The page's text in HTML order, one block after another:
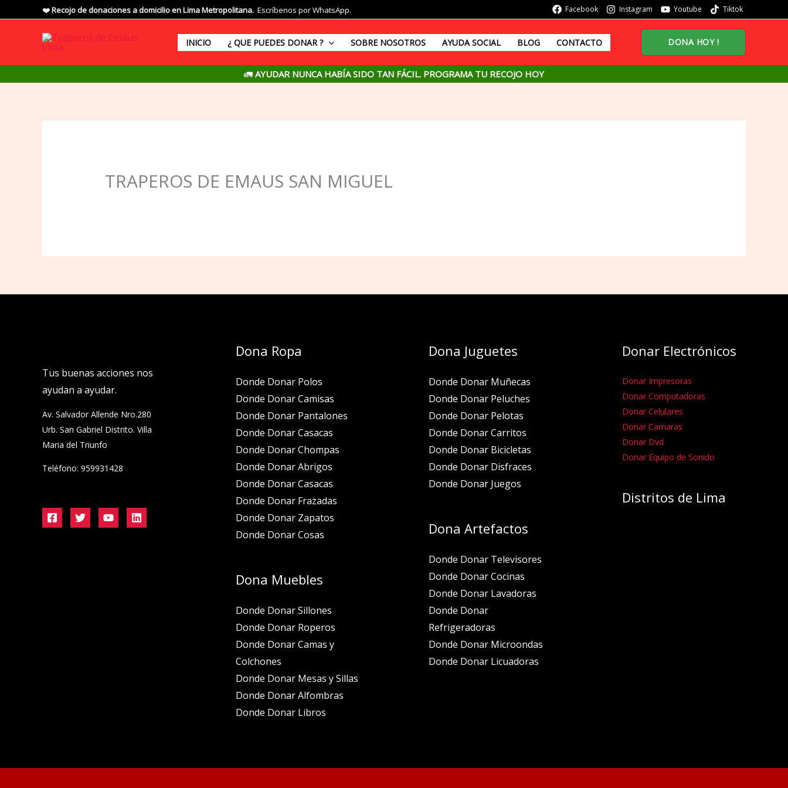
contenido
❤️Recojo de donaciones a domicilio en Lima Metropolitana. Escríbenos por WhatsApp. Facebook Instagram Youtube Tiktok
INICIO ¿ QUE PUEDES DONAR ? SOBRE NOSOTROS AYUDA SOCIAL BLOG CONTACTO DONA HOY !
🚛 AYUDAR NUNCA HABÍA SIDO TAN FÁCIL. PROGRAMA TU RECOJO HOY
TRAPEROS DE EMAUS SAN MIGUEL
Tus buenas acciones nos
ayudan a ayudar.
Av. Salvador Allende Nro.280
Urb. San Gabriel Distrito. Villa
Maria del Triunfo
Teléfono: 959931428
Dona Ropa
Donde Donar Polos
Donde Donar Camisas
Donde Donar Pantalones
Donde Donar Casacas
Donde Donar Chompas
Donde Donar Abrigos
Donde Donar Casacas
Donde Donar Frazadas
Donde Donar Zapatos
Donde Donar Cosas
Dona Muebles
Donde Donar Sillones
Donde Donar Roperos
Donde Donar Camas y
Colchones
Donde Donar Mesas y Sillas
Donde Donar Alfombras
Donde Donar Libros
Dona Juguetes
Donde Donar Muñecas
Donde Donar Peluches
Donde Donar Pelotas
Donde Donar Carritos
Donde Donar Bicicletas
Donde Donar Disfraces
Donde Donar Juegos
Dona Artefactos
Donde Donar Televisores
Donde Donar Cocinas
Donde Donar Lavadoras
Donde Donar
Refrigeradoras
Donde Donar Microondas
Donde Donar Licuadoras
Donar Electrónicos
Donar Impresoras
Donar Computadoras
Donar Celulares
Donar Camaras
Donar Dvd
Donar Equipo de Sonido
Distritos de Lima